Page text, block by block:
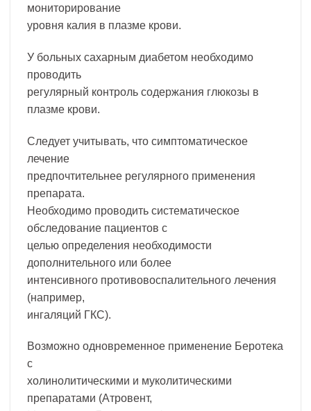
мониторирование
уровня калия в плазме крови.
У больных сахарным диабетом необходимо
проводить
регулярный контроль содержания глюкозы в
плазме крови.
Следует учитывать, что симптоматическое
лечение
предпочтительнее регулярного применения
препарата.
Необходимо проводить систематическое
обследование пациентов с
целью определения необходимости
дополнительного или более
интенсивного противовоспалительного лечения
(например,
ингаляций ГКС).
Возможно одновременное применение Беротека
с
холинолитическими и муколитическими
препаратами (Атровент,